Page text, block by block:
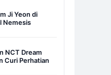
Ji Yeon di
Nemesis
NCT Dream
Curi Perhatian